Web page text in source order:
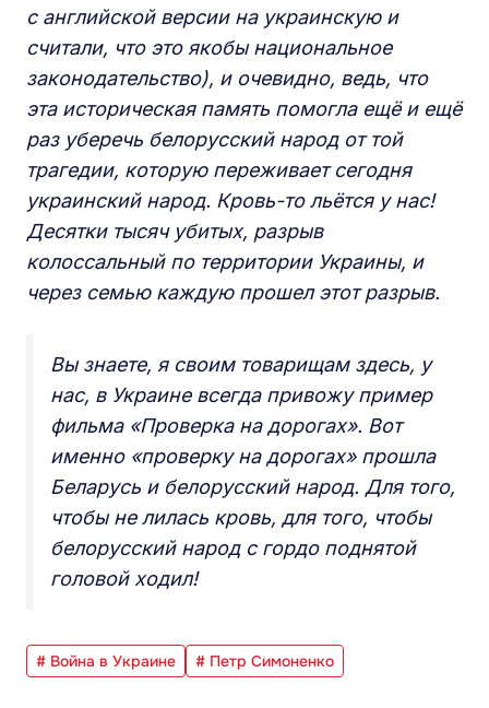
с английской версии на украинскую и
считали, что это якобы национальное
законодательство), и очевидно, ведь, что
эта историческая память помогла ещё и ещё
раз уберечь белорусский народ от той
трагедии, которую переживает сегодня
украинский народ. Кровь-то льётся у нас!
Десятки тысяч убитых, разрыв
колоссальный по территории Украины, и
через семью каждую прошел этот разрыв.
Вы знаете, я своим товарищам здесь, у
нас, в Украине всегда привожу пример
фильма «Проверка на дорогах». Вот
именно «проверку на дорогах» прошла
Беларусь и белорусский народ. Для того,
чтобы не лилась кровь, для того, чтобы
белорусский народ с гордо поднятой
головой ходил!
# Война в Украине # Петр Симоненко